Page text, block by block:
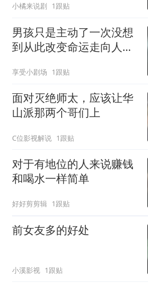
小橘来说剧 1跟贴
男孩只是主动了一次没想
到从此改变命运走向人生
享受小剧场 1跟贴
面对灭绝师太，应该让华
山派那两个哥们上
C位影视解说 1跟贴
对于有地位的人来说赚钱
和喝水一样简单
好好剪剪辑 1跟贴
前女友多的好处
小溪影视 1跟贴